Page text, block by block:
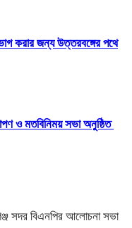
করার জন্য উত্তরবঙ্গের পথে
ও মতবিনিময় সভা অনুষ্ঠিত
সদর বিএনপির আলোচনা সভা